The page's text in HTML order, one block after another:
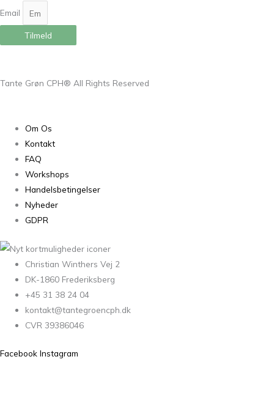
Email
Tilmeld
Tante Grøn CPH® All Rights Reserved
Om Os
Kontakt
FAQ
Workshops
Handelsbetingelser
Nyheder
GDPR
Christian Winthers Vej 2
DK-1860 Frederiksberg
+45 31 38 24 04
kontakt@tantegroencph.dk
CVR 39386046
Facebook Instagram